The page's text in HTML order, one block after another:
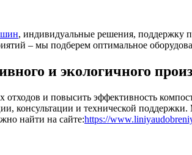
, индивидуальные решения, поддержку
– мы подберем оптимальное
и экологичного
отходов и повысить эффективность
консультации и технической
найти на сайте:https://